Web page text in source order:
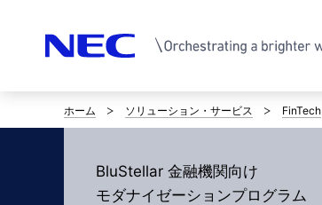
サ
ホーム ソリューション・サービス FinTech
BluStellar 金融機関向け
モダナイゼーションプログラム